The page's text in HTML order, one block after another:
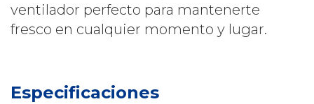
ventilador perfecto para mantenerte
fresco en cualquier momento y lugar.
Especificaciones